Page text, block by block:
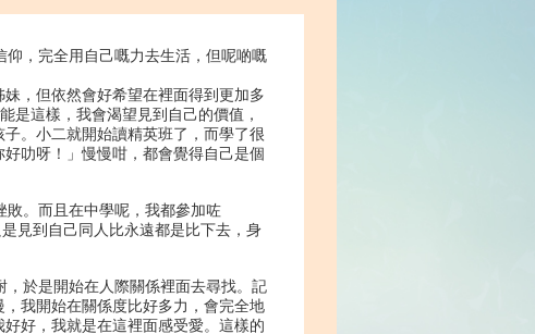
，完全用自己嘅力去生活，但呢啲嘅
，但依然會好希望在裡面得到更加多
是這樣，我會渴望見到自己的價值，
。小二就開始讀精英班了，而學了很
叻呀！」慢慢咁，都會覺得自己是個
。而且在中學呢，我都參加咗
見到自己同人比永遠都是比下去，身
於是開始在人際關係裡面去尋找。記
我開始在關係度比好多力，會完全地
好，我就是在這裡面感受愛。這樣的